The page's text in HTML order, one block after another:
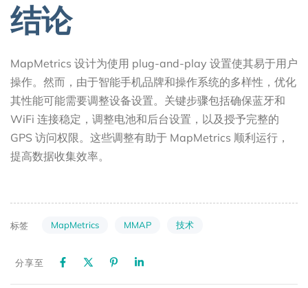
结论
MapMetrics 设计为使用 plug-and-play 设置使其易于用户
操作。然而，由于智能手机品牌和操作系统的多样性，优化
其性能可能需要调整设备设置。关键步骤包括确保蓝牙和
WiFi 连接稳定，调整电池和后台设置，以及授予完整的
GPS 访问权限。这些调整有助于 MapMetrics 顺利运行，
提高数据收集效率。
标签 MapMetrics MMAP 技术
分享至